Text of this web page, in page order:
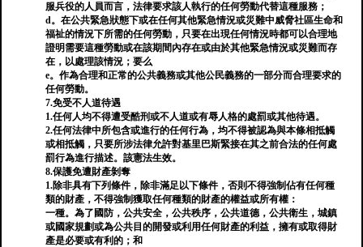
服兵役的人員而言，法律要求該人執行的任何勞動代替這種服務；
d。在公共緊急狀態下或在任何其他緊急情況或災難中威脅社區生命和
福祉的情況下所需的任何勞動，只要在出現任何情況時都可以合理地
證明需要這種勞動或在該期間內存在或由於其他緊急情況或災難而存
在，以處理該情況；要么
e。作為合理和正常的公共義務或其他公民義務的一部分而合理要求的
任何勞動。
7.免受不人道待遇
1.任何人均不得遭受酷刑或不人道或有辱人格的處罰或其他待遇。
2.任何法律中所包含或進行的任何行為，均不得被認為與本條相抵觸
或相抵觸，只要所涉法律允許對基里巴斯緊接在其之前合法的任何處
罰行為進行描述。該憲法生效。
8.保護免遭財產剝奪
1.除非具有下列條件，除非滿足以下條件，否則不得強制佔有任何種
類的財產，不得強制獲取任何種類的財產的權益或所有權：
一種。為了國防，公共安全，公共秩序，公共道德，公共衛生，城鎮
或國家規劃或為公共目的開發或利用任何財產的利益，擁有或取得財
產是必要或有利的；和